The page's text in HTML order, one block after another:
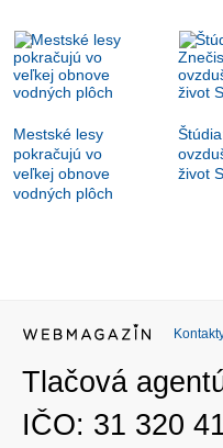
Mestské lesy
pokračujú vo
veľkej obnove
vodných plôch
život
Tlačová
IČO: 31 320